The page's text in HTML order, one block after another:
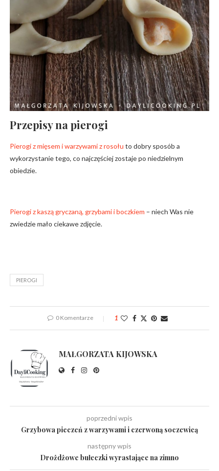
Przepisy na pierogi
Pierogi z mięsem i warzywami z rosołu to dobry sposób a
wykorzystanie tego, co najczęściej zostaje po niedzielnym
obiedzie.
Pierogi z kaszą gryczaną, grzybami i boczkiem – niech Was nie
zwiedzie mało ciekawe zdjęcie.
PIEROGI
0 Komentarze 1
MAŁGORZATA KIJOWSKA
poprzedni wpis
Grzybowa pieczeń z warzywami i czerwoną soczewicą
następny wpis
Drożdżowe bułeczki wyrastające na zimno